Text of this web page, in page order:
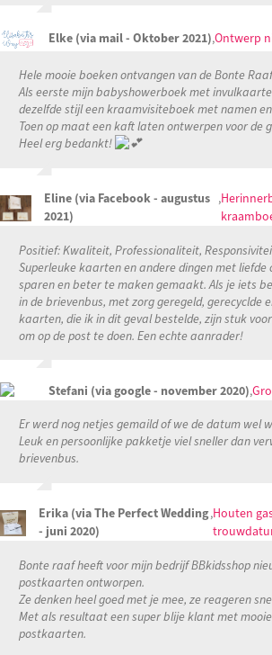
Elke (via mail - Oktober 2021),Ontwerp
Hele mooie boeken ontvangen van de Bonte
Als eerste mijn babyshowerboek met
dezelfde stijl een kraamvisiteboek met namen
Toen op maat een kaft laten ontwerpen voor de
Heel erg bedankt!
Eline (via Facebook - augustus
2021)
,
Positief: Kwaliteit, Professionaliteit,
Superleuke kaarten en andere dingen met liefde
sparen en beter te maken gemaakt. Als je iets
in de brievenbus, met zorg geregeld, gerecyclde
kaarten, die ik in dit geval bestelde, zijn stuk
om op de post te doen. Een echte aanrader!
Stefani (via google - november 2020),
Er werd nog netjes gemaild of we de datum wel
Leuk en persoonlijke pakketje viel sneller dan
brievenbus.
Erika (via The Perfect Wedding
- juni 2020)
,Houten
Bonte raaf heeft voor mijn bedrijf BBkidsshop
postkaarten ontworpen.
Ze denken heel goed met je mee, ze reageren
Met als resultaat een super blije klant met
postkaarten.